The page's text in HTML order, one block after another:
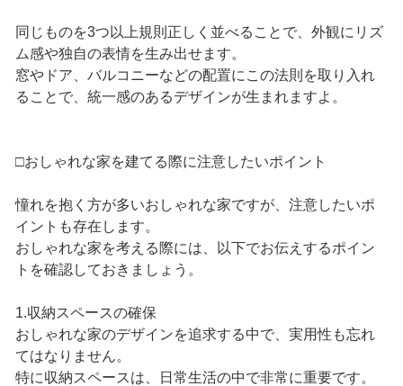
同じものを3つ以上規則正しく並べることで、外観にリズ
ム感や独自の表情を生み出せます。
窓やドア、バルコニーなどの配置にこの法則を取り入れ
ることで、統一感のあるデザインが生まれますよ。
□おしゃれな家を建てる際に注意したいポイント
憧れを抱く方が多いおしゃれな家ですが、注意したいポ
イントも存在します。
おしゃれな家を考える際には、以下でお伝えするポイン
トを確認しておきましょう。
1.収納スペースの確保
おしゃれな家のデザインを追求する中で、実用性も忘れ
てはなりません。
特に収納スペースは、日常生活の中で非常に重要です。